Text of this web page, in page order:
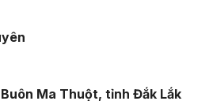
Ma Thuột, tỉnh Đắk Lắk